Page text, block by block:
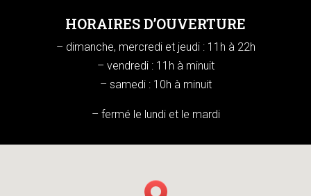
HORAIRES D’OUVERTURE
– dimanche, mercredi et jeudi : 11h à 22h
– vendredi : 11h à minuit
– samedi : 10h à minuit
– fermé le lundi et le mardi